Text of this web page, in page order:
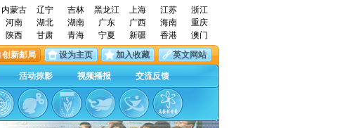
内蒙古 辽宁 吉林 黑龙江 上海 江苏
浙江
河南 湖北 湖南 广东 广西 海南
重庆
陕西 甘肃 青海 宁夏 新疆 香港
澳门
创新邮局 设为主页 加入收藏 英文网站
活动掠影 视频播报 交流反馈